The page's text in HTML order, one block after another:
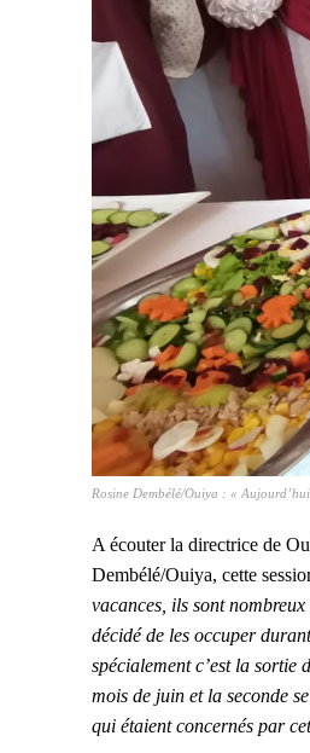
Rosine Dembélé/Ouiya : «
A écouter la directrice de
Dembélé/Ouiya, cette
vacances, ils sont
décidé de les occuper
spécialement c’est la sortie
mois de juin et la seconde
qui étaient concernés par